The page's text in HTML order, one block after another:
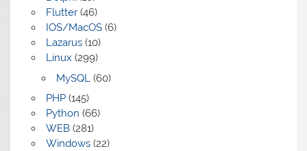
Flutter(46)
IOS/MacOS(6)
Lazarus(10)
Linux (299)
MySQL (60)
PHP(145)
Python (66)
WEB(281)
Windows(22)